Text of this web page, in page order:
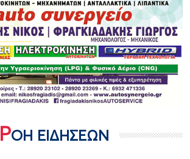
ΡΟΗ ΕΙΔΗΣΕΩΝ